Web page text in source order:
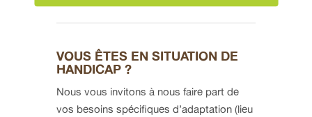
VOUS ÊTES EN SITUATION DE
HANDICAP ?
Nous vous invitons à nous faire part de
vos besoins spécifiques d’adaptation (lieu